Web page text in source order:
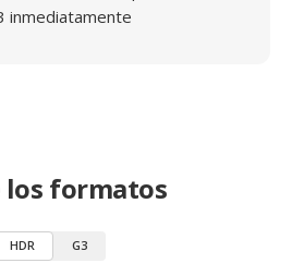
inmediatamente
los formatos
HDR G3